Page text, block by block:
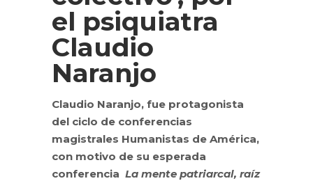
el psiquiatra
Claudio
Naranjo
Claudio Naranjo, fue protagonista
del ciclo de conferencias
magistrales Humanistas de América,
con motivo de su esperada
conferencia La mente patriarcal, raíz